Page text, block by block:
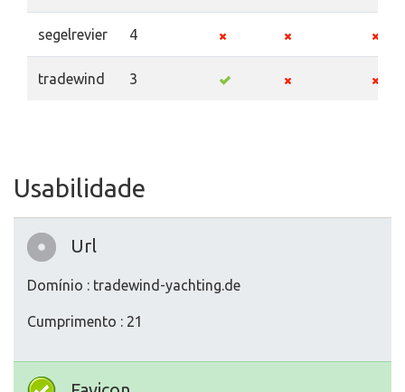
segelrevier 4
tradewind 3
Usabilidade
Url
Domínio : tradewind-yachting.de
Cumprimento : 21